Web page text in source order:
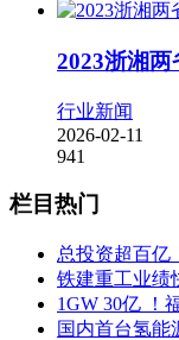
2023浙湘
行业新闻
2026-02-11
941
栏目热门
总投资超百亿
铁建重工业绩
1GW 30亿 ！
国内首台氢能